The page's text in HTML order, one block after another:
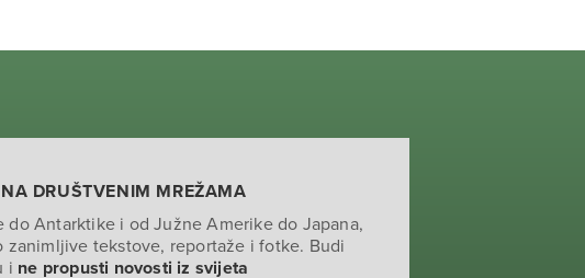
DRUŠTVENIM MREŽAMA
do Antarktike i od Južne Amerike do Japana,
zanimljive tekstove, reportaže i fotke. Budi
i ne propusti novosti iz svijeta